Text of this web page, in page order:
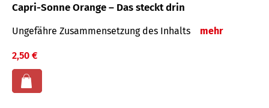
Capri-Sonne Orange – Das steckt drin
Ungefähre Zu­sammen­setzung des Inhalts mehr
2,50 €